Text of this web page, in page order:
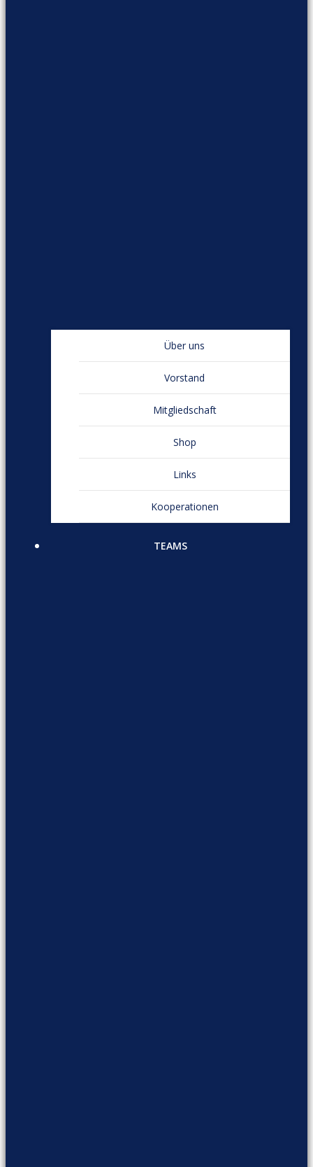
Über uns
Vorstand
Mitgliedschaft
Shop
Links
Kooperationen
TEAMS